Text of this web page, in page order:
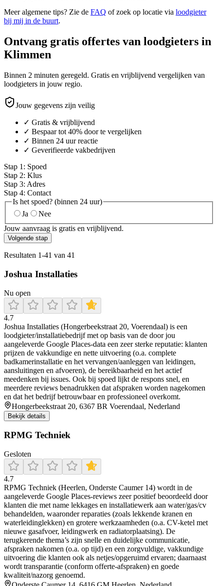
Meer algemene tips? Zie de FAQ of zoek op locatie via loodgieter
bij mij in de buurt.
Ontvang gratis offertes van loodgieters in
Klimmen
Binnen 2 minuten geregeld. Gratis en vrijblijvend vergelijken van
loodgieters in jouw regio.
Jouw gegevens zijn veilig
✓ Gratis & vrijblijvend
✓ Bespaar tot 40% door te vergelijken
✓ Binnen 24 uur reactie
✓ Geverifieerde vakbedrijven
Stap 1 : Spoed
Stap 2: Klus
Stap 3: Adres
Stap 4: Contact
Is het spoed? (binnen 24 uur)
Ja
Nee
Jouw aanvraag is gratis en vrijblijvend.
Volgende stap
Resultaten 1-41 van 41
Joshua Installaties
Nu open
4.7
Joshua Installaties (Hongerbeekstraat 20, Voerendaal) is een
loodgieter/installatiebedrijf met op basis van de door jou
aangeleverde Google Places-data een zeer sterke reputatie: klanten
prijzen de vakkundige en nette uitvoering (o.a. complete
badkamerinstallatie en het vervangen/aanleggen van leidingen,
aansluitingen en afvoeren), de bereikbaarheid en het actief
meedenken bij issues. Ook bij spoed lijkt de respons snel, en
meerdere reviews benadrukken dat afspraken worden nagekomen
en dat het bedrijf betrouwbaar en professioneel overkomt.
Hongerbeekstraat 20, 6367 BR Voerendaal, Nederland
Bekijk details
RPMG Techniek
Gesloten
4.7
RPMG Techniek (Heerlen, Onderste Caumer 14) wordt in de
aangeleverde Google Places-reviews zeer positief beoordeeld door
klanten die met name lekkages en installatiewerk aan water/gas/cv
behandelden, waaronder reparaties (zoals lekkende kranen en
waterleidinglekken) en grotere werkzaamheden (o.a. CV-ketel met
nieuwe gasafvoer, leidingwerk en radiatorplaatsing). De
terugkerende thema’s zijn snelle en duidelijke communicatie,
afspraken nakomen (o.a. op tijd) en een zorgvuldige, vakkundige
uitvoering die klanten ook als netjes/opgeruimd ervaren; daarnaast
wordt transparantie (conform offerte-afspraken) en goede
kwaliteit/nazorg genoemd.